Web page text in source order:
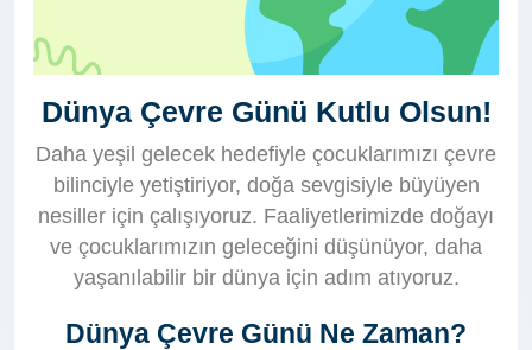
Dünya Çevre Günü Kutlu Olsun!
Daha yeşil gelecek hedefiyle çocuklarımızı çevre
bilinciyle yetiştiriyor, doğa sevgisiyle büyüyen
nesiller için çalışıyoruz. Faaliyetlerimizde doğayı
ve çocuklarımızın geleceğini düşünüyor, daha
yaşanılabilir bir dünya için adım atıyoruz.
Dünya Çevre Günü Ne Zaman?